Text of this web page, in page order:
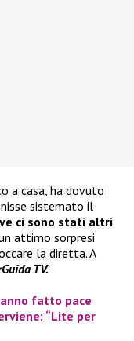
a casa, ha dovuto
sistemato il
ci sono stati altri
attimo sorpresi
la diretta. A
TV.
fatto pace
“Lite per